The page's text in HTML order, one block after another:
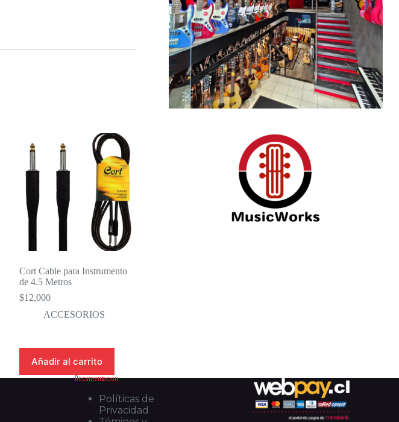
Cort Cable para Instrumento
de 4.5 Metros
$12,000
ACCESORIOS
Añadir al carrito
Documentación
Políticas de
Privacidad